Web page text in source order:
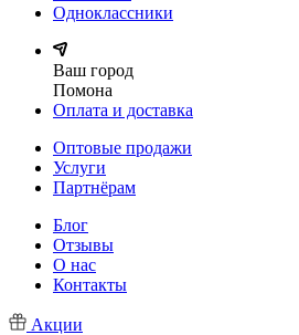
Одноклассники
Ваш город
Помона
Оплата и доставка
Оптовые продажи
Услуги
Партнёрам
Блог
Отзывы
О нас
Контакты
Акции